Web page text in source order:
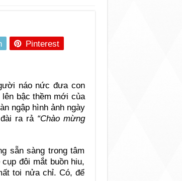
Pinterest
náo nức đưa con
bậc thềm mới của
ngập hình ảnh ngày
ra rả “Chào mừng
sẵn sàng trong tâm
đôi mắt buồn hiu,
toi nửa chỉ. Có, để